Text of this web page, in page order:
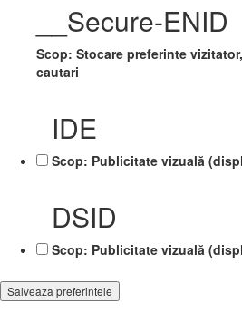
__Secure-ENID
Scop: Stocare preferinte
cautari
IDE
Scop: Publicitate vizuală
DSID
Scop: Publicitate vizuală
Salveaza preferintele